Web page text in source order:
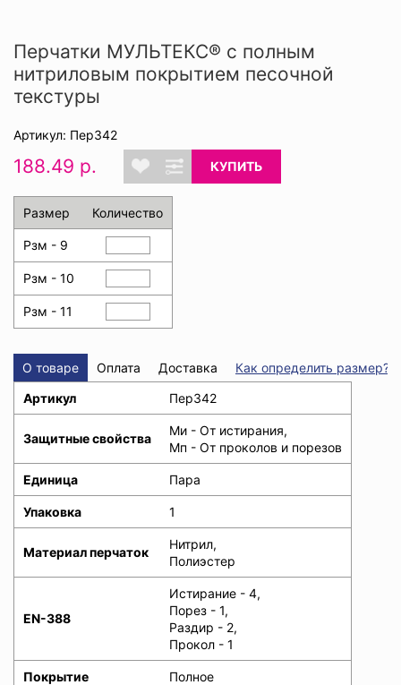
Перчатки МУЛЬТЕКС® с полным
нитриловым покрытием песочной
текстуры
Артикул: Пер342
188.49 р. КУПИТЬ
Размер Количество
Рзм - 9
Рзм - 10
Рзм - 11
О товаре Оплата Доставка
Как определить размер?
Артикул
Пер342
Защитные свойства
Ми - От истирания,
Мп - От проколов и порезов
Единица Пара
Упаковка 1
Материал перчаток
Нитрил,
Полиэстер
EN-388
Истирание - 4,
Порез - 1,
Раздир - 2,
Прокол - 1
Покрытие Полное